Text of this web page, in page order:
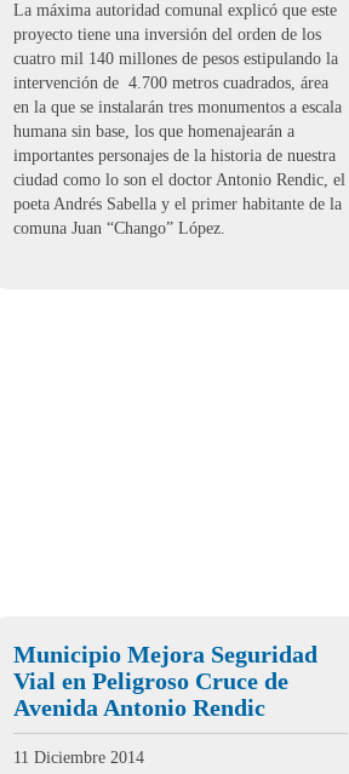
La máxima autoridad comunal explicó que este
proyecto tiene una inversión del orden de los
cuatro mil 140 millones de pesos estipulando la
intervención de 4.700 metros cuadrados, área
en la que se instalarán tres monumentos a escala
humana sin base, los que homenajearán a
importantes personajes de la historia de nuestra
ciudad como lo son el doctor Antonio Rendic, el
poeta Andrés Sabella y el primer habitante de la
comuna Juan “Chango” López.
Municipio Mejora Seguridad
Vial en Peligroso Cruce de
Avenida Antonio Rendic
11 Diciembre 2014